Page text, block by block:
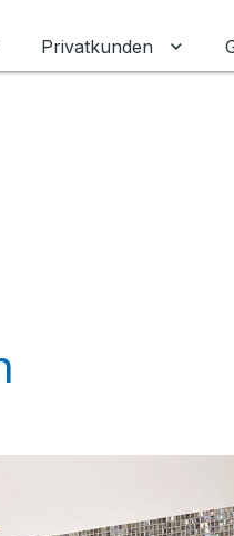
für Erneuerbare
Privatkunden
umschalten